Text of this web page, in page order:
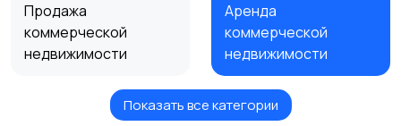
Продажа
коммерческой
недвижимости
Аренда
коммерческой
недвижимости
Сниму коммерческуюПоказать все категории